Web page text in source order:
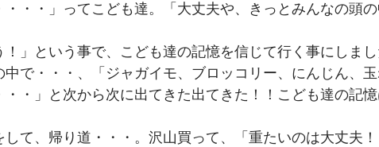
・・・」ってこども達。「大丈夫や、きっとみんなの頭
！」という事で、こども達の記憶を信じて行く事にしま
中で・・・、「ジャガイモ、ブロッコリー、にんじん、
・・」と次から次に出てきた出てきた！！こども達の記
して、帰り道・・・。沢山買って、「重たいのは大丈夫